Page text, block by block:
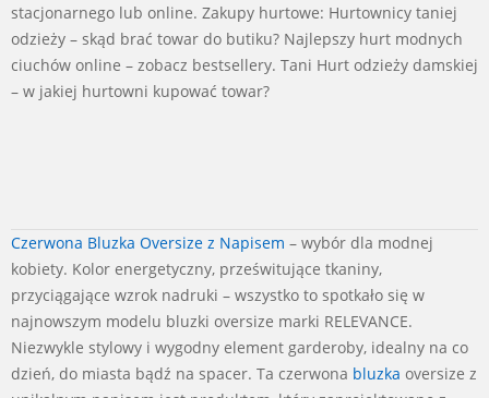
stacjonarnego lub online. Zakupy hurtowe: Hurtownicy taniej
odzieży – skąd brać towar do butiku? Najlepszy hurt modnych
ciuchów online – zobacz bestsellery. Tani Hurt odzieży damskiej
– w jakiej hurtowni kupować towar?
2024-
11-
18
Czerwona Bluzka Oversize z Napisem – wybór dla modnej
kobiety. Kolor energetyczny, prześwitujące tkaniny,
przyciągające wzrok nadruki – wszystko to spotkało się w
najnowszym modelu bluzki oversize marki RELEVANCE.
Niezwykle stylowy i wygodny element garderoby, idealny na co
dzień, do miasta bądź na spacer. Ta czerwona bluzka oversize z